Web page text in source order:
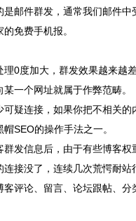
是邮件群发，通常我们邮件
免费手机报。
理0度加大，群发效果越来越
一个网址就属于作弊范畴。
疑连接，如果你把不相关
SEO的操作手法之一。
发信息后，由于有些博客
接没了，连续几次荒愕耐站
客评论、留言、论坛跟帖、